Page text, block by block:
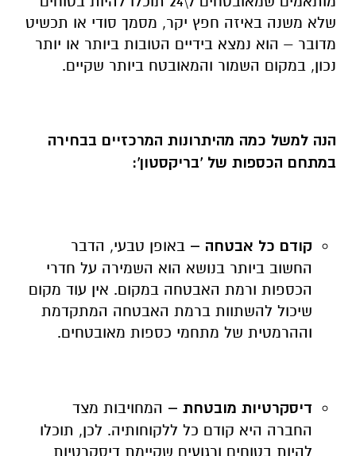
שלא משנה באיזה חפץ יקר, מסמך סודי או תכשיט
מדובר – הוא נמצא בידיים הטובות ביותר או יותר
נכון, במקום השמור והמאובטח ביותר שקיים.
הנה למשל כמה מהיתרונות המרכזיים בבחירה
במתחם הכספות של 'בריקסטון':
קודם כל אבטחה – באופן טבעי, הדבר
החשוב ביותר בנושא הוא השמירה על חדרי
הכספות ורמת האבטחה במקום. אין עוד מקום
שיכול להשתוות ברמת האבטחה המתקדמת
וההרמטית של מתחמי כספות מאובטחים.
דיסקרטיות מובטחת – המחויבות מצד
החברה היא קודם כל ללקוחותיה. לכן, תוכלו
להיות בטוחים ורגועים שקיימת דיסקרטיות